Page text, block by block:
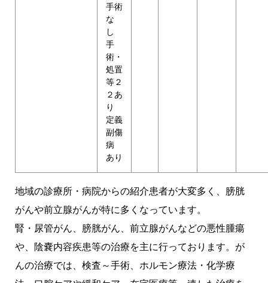
手術
な
し
手
術・
処置
等２
２あ
り
定義
副傷
病
あり
地域の診療所・病院からの紹介患者が大変多く、膀胱
がんや前立腺がんが特に多くなっています。
腎・尿管がん、膀胱がん、前立腺がんなどの悪性腫瘍
や、陰嚢内容疾患等の治療を主に行っております。が
んの治療では、検査～手術、ホルモン療法・化学療